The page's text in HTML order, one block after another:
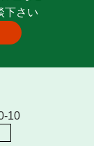
下さい
10